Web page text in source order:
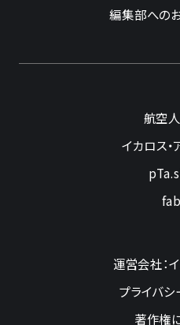
編集部への
航空
イカロス・
運営会社：
プライバシ
著作権